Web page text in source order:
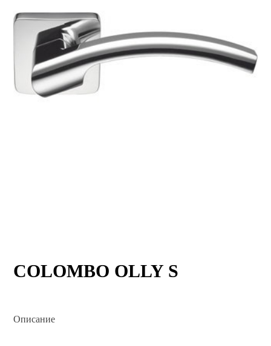
ДИЗАЙНЕРАМ
УСТАНОВКА
УХОД ЗА ДВЕРЬМИ
COLOMBO OLLY S
Описание